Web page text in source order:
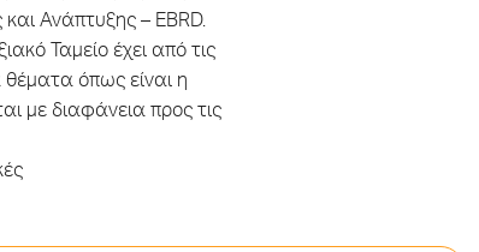
Ανάπτυξης – EBRD.
Ταμείο έχει από τις
θέματα όπως είναι η
με διαφάνεια προς τις